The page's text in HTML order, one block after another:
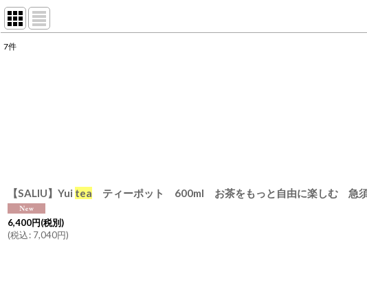
7件
【SALIU】Yui tea ティーポット 600ml お茶をもっと自由に楽しむ 急
6,400円(税別)
(税込: 7,040円)